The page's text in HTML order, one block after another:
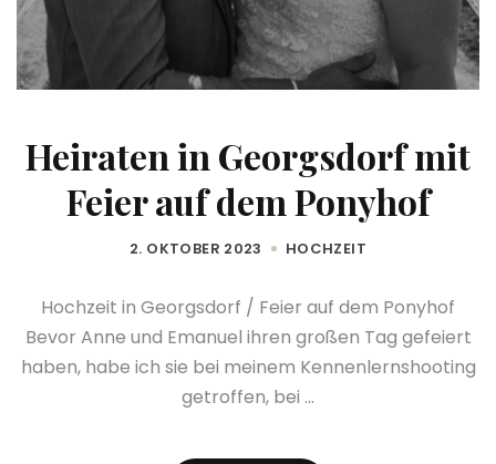
Heiraten in Georgsdorf mit
Feier auf dem Ponyhof
2. OKTOBER 2023 HOCHZEIT
Hochzeit in Georgsdorf / Feier auf dem Ponyhof
Bevor Anne und Emanuel ihren großen Tag gefeiert
haben, habe ich sie bei meinem Kennenlernshooting
getroffen, bei ...